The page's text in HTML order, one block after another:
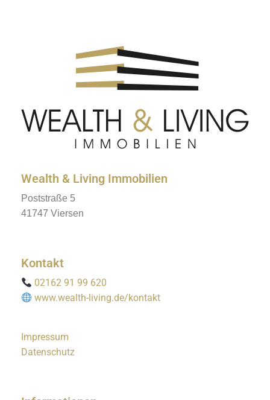
Wealth & Living Immobilien
Poststraße 5
41747 Viersen
Kontakt
02162 91 99 620
www.wealth-living.de/kontakt
Impressum
Datenschutz